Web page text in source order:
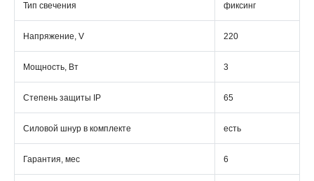
Тип свечения фиксинг
Напряжение, V 220
Мощность, Вт 3
Степень защиты IP 65
Силовой шнур в комплекте есть
Гарантия, мес 6